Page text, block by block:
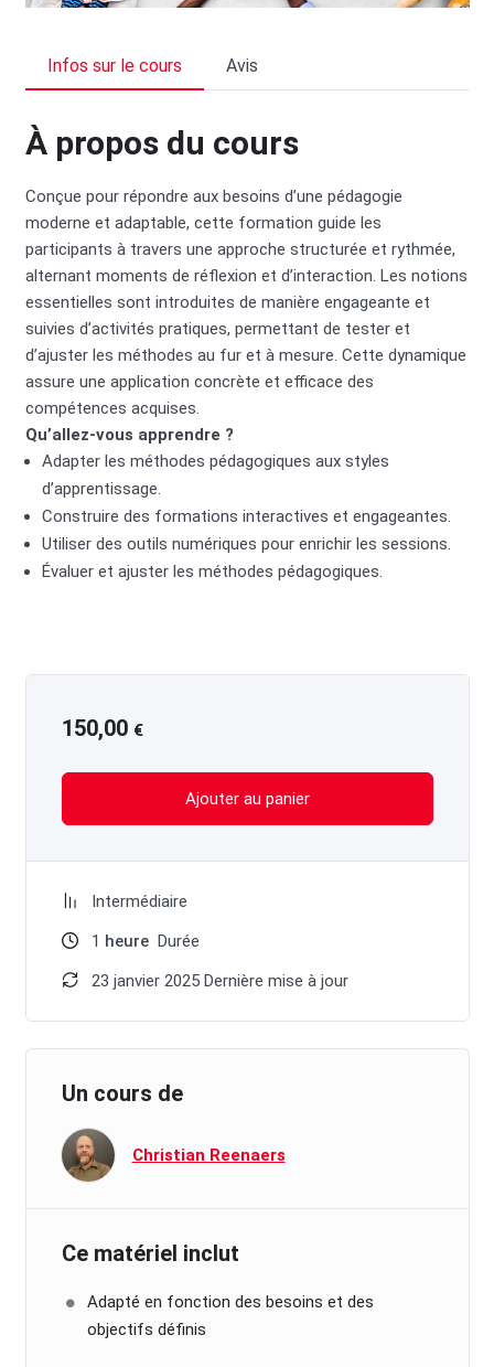
Infos sur le cours Avis
À propos du cours
Conçue pour répondre aux besoins d’une pédagogie
moderne et adaptable, cette formation guide les
participants à travers une approche structurée et rythmée,
alternant moments de réflexion et d’interaction. Les notions
essentielles sont introduites de manière engageante et
suivies d’activités pratiques, permettant de tester et
d’ajuster les méthodes au fur et à mesure. Cette dynamique
assure une application concrète et efficace des
compétences acquises.
Qu’allez-vous apprendre ?
Adapter les méthodes pédagogiques aux styles
d’apprentissage.
Construire des formations interactives et engageantes.
Utiliser des outils numériques pour enrichir les sessions.
Évaluer et ajuster les méthodes pédagogiques.
150,00 €
Ajouter au panier
Intermédiaire
1 heure Durée
23 janvier 2025 Dernière mise à jour
Un cours de
Christian Reenaers
Ce matériel inclut
Adapté en fonction des besoins et des
objectifs définis